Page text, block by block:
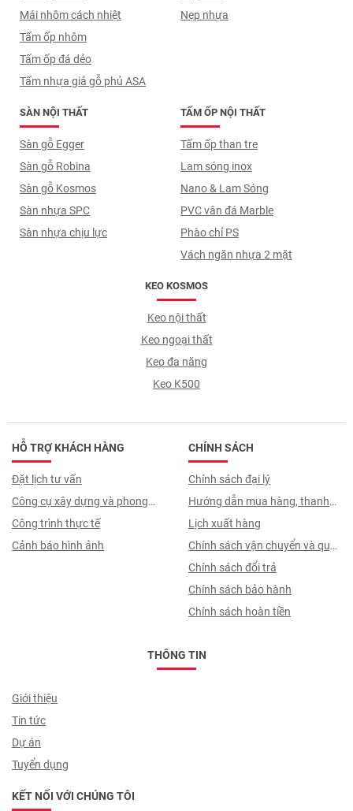
Mái nhôm cách nhiệt
Tấm ốp nhôm
Tấm ốp đá dẻo
Tấm nhựa giả gỗ phủ ASA
TẤM ỐP NỘI THẤT
Tấm ốp than tre
Lam sóng inox
Nano & Lam Sóng
PVC vân đá Marble
Phào chỉ PS
Vách ngăn nhựa 2 mặt
SÀN NỘI THẤT
Sàn gỗ Egger
Sàn gỗ Robina
Sàn gỗ Kosmos
Sàn nhựa SPC
Sàn nhựa chịu lực
Nẹp nhựa
KEO KOSMOS
Keo nội thất
Keo ngoại thất
Keo đa năng
Keo K500
HỖ TRỢ KHÁCH HÀNG
Đặt lịch tư vấn
Công cụ xây dựng và phong
thuỷ
Công trình thực tế
Cảnh báo hình ảnh
CHÍNH SÁCH
Chính sách đại lý
Hướng dẫn mua hàng, thanh
toán, quy trình ký hợp đồng
Lịch xuất hàng
Chính sách vận chuyển và quy
trình giao nhận
Chính sách đổi trả
Chính sách bảo hành
Chính sách hoàn tiền
THÔNG TIN
Giới thiệu
Tin tức
Dự án
Tuyển dụng
KẾT NỐI VỚI CHÚNG TÔI